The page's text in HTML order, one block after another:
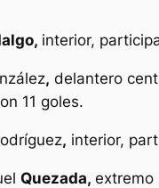
interior,
, delantero
11 goles.
, interior,
Quezada, extremo